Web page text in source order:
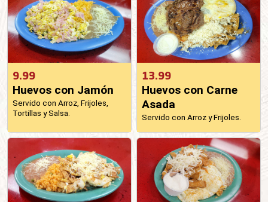
9.99
Huevos con Jamón
Servido con Arroz, Frijoles,
Tortillas y Salsa.
13.99
Huevos con Carne
Asada
Servido con Arroz y Frijoles.